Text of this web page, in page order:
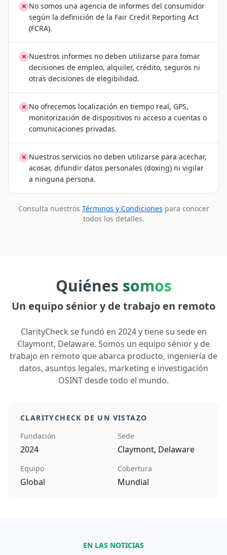
✕ No somos una agencia de informes del consumidor
según la definición de la Fair Credit Reporting Act
(FCRA).
✕ Nuestros informes no deben utilizarse para tomar
decisiones de empleo, alquiler, crédito, seguros ni
otras decisiones de elegibilidad.
✕ No ofrecemos localización en tiempo real, GPS,
monitorización de dispositivos ni acceso a cuentas o
comunicaciones privadas.
✕ Nuestros servicios no deben utilizarse para acechar,
acosar, difundir datos personales (doxing) ni vigilar
a ninguna persona.
Consulta nuestros Términos y Condiciones para conocer
todos los detalles.
Quiénes somos
Un equipo sénior y de trabajo en remoto
ClarityCheck se fundó en 2024 y tiene su sede en
Claymont, Delaware. Somos un equipo sénior y de
trabajo en remoto que abarca producto, ingeniería de
datos, asuntos legales, marketing e investigación
OSINT desde todo el mundo.
CLARITYCHECK DE UN VISTAZO
Fundación
2024
Sede
Claymont, Delaware
Equipo
Global
Cobertura
Mundial
EN LAS NOTICIAS